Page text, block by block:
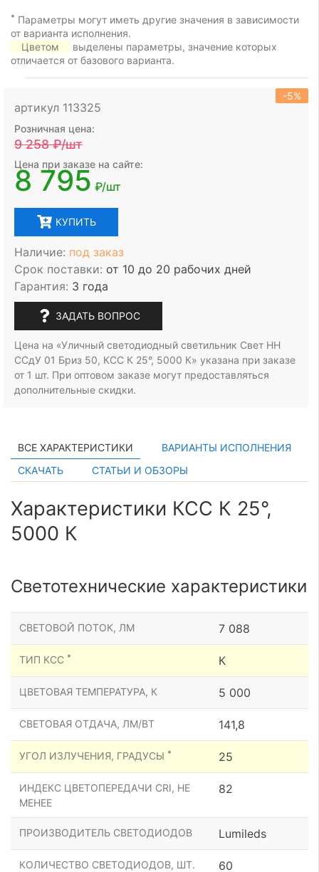
* Параметры могут иметь другие значения в зависимости
от варианта исполнения.
Цветом
выделены параметры, значение которых
отличается от базового варианта.
артикул 113325
-5%
Розничная цена:
9 258₽/шт
Цена при заказе на сайте:
8 795 ₽/шт
КУПИТЬ
Наличие: под заказ
Срок поставки: от 10 до 20 рабочих дней
Гарантия: 3 года
ЗАДАТЬ ВОПРОС
Цена на «Уличный светодиодный светильник Свет НН
ССдУ 01 Бриз 50, КСС К 25°, 5000 К» указана при заказе
от 1 шт. При оптовом заказе могут предоставляться
дополнительные скидки.
ВСЕ ХАРАКТЕРИСТИКИ
ВАРИАНТЫ ИСПОЛНЕНИЯ
СКАЧАТЬ
СТАТЬИ И ОБЗОРЫ
Характеристики КСС К 25°,
5000 К
Светотехнические характеристики
СВЕТОВОЙ ПОТОК, ЛМ 7 088
ТИП КСС * К
ЦВЕТОВАЯ ТЕМПЕРАТУРА, К 5 000
СВЕТОВАЯ ОТДАЧА, ЛМ/ВТ 141,8
УГОЛ ИЗЛУЧЕНИЯ, ГРАДУСЫ * 25
ИНДЕКС ЦВЕТОПЕРЕДАЧИ CRI, НЕ
МЕНЕЕ
82
ПРОИЗВОДИТЕЛЬ СВЕТОДИОДОВ Lumileds
КОЛИЧЕСТВО СВЕТОДИОДОВ, ШТ. 60